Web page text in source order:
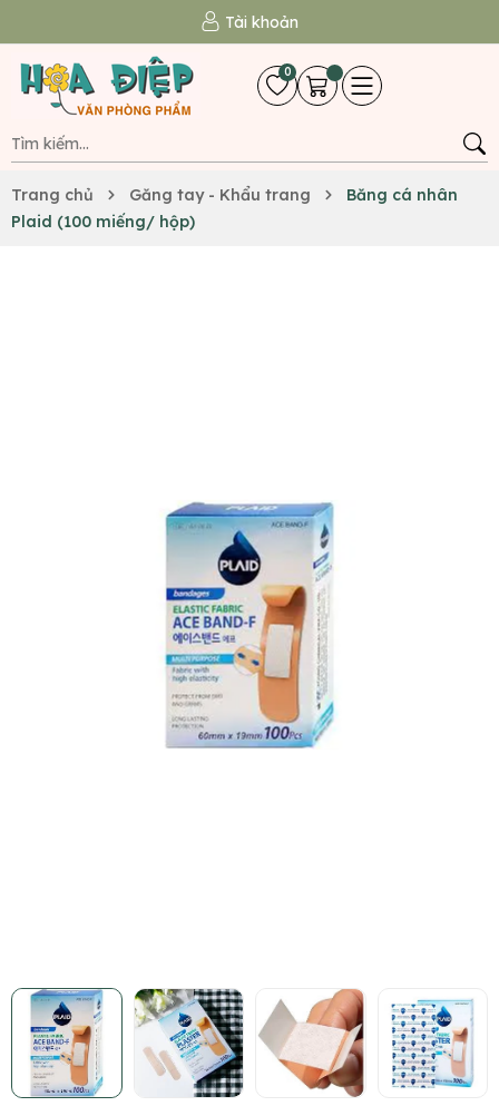
Tài khoản
0
Trang chủ Găng tay - Khẩu trang
Băng cá nhân
Plaid (100 miếng/ hộp)